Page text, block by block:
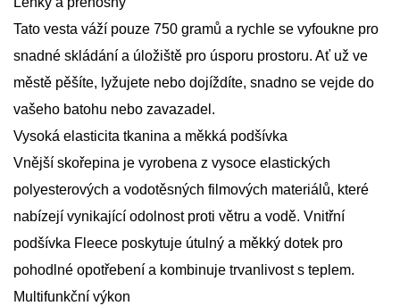
Tato vesta váží pouze 750 gramů a rychle se vyfoukne pro
snadné skládání a úložiště pro úsporu prostoru. Ať už ve
městě pěšíte, lyžujete nebo dojíždíte, snadno se vejde do
vašeho batohu nebo zavazadel.
Vysoká elasticita tkanina a měkká podšívka
Vnější skořepina je vyrobena z vysoce elastických
polyesterových a vodotěsných filmových materiálů, které
nabízejí vynikající odolnost proti větru a vodě. Vnitřní
podšívka Fleece poskytuje útulný a měkký dotek pro
pohodlné opotřebení a kombinuje trvanlivost s teplem.
Multifunkční výkon